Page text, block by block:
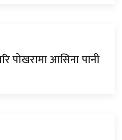
पोखरामा आसिना पानी